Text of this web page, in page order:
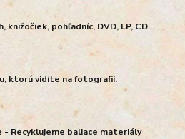
knižočiek, pohľadníc, DVD, LP, CD...
ktorú vidíte na fotografii.
Recyklujeme baliace materiály